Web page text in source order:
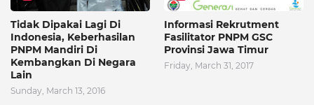
Tidak Dipakai Lagi Di
Indonesia, Keberhasilan
PNPM Mandiri Di
Kembangkan Di Negara
Lain
Sunday, March 13, 2016
Informasi Rekrutment
Fasilitator PNPM GSC
Provinsi Jawa Timur
Friday, March 31, 2017